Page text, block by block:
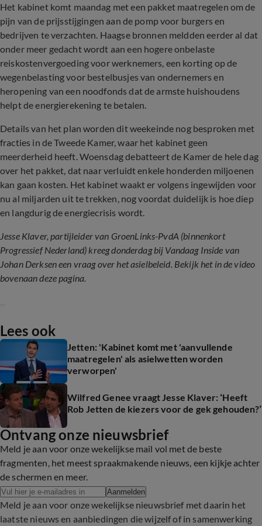
Het kabinet komt maandag met een pakket maatregelen om de
pijn van de prijsstijgingen aan de pomp voor burgers en
bedrijven te verzachten. Haagse bronnen meldden eerder al dat
onder meer gedacht wordt aan een hogere onbelaste
reiskostenvergoeding voor werknemers, een korting op de
wegenbelasting voor bestelbusjes van ondernemers en
heropening van een noodfonds dat de armste huishoudens
helpt de energierekening te betalen.
Details van het plan worden dit weekeinde nog besproken met
fracties in de Tweede Kamer, waar het kabinet geen
meerderheid heeft. Woensdag debatteert de Kamer de hele dag
over het pakket, dat naar verluidt enkele honderden miljoenen
kan gaan kosten. Het kabinet waakt er volgens ingewijden voor
nu al miljarden uit te trekken, nog voordat duidelijk is hoe diep
en langdurig de energiecrisis wordt.
Jesse Klaver, partijleider van GroenLinks-PvdA (binnenkort
Progressief Nederland) kreeg donderdag bij Vandaag Inside van
Johan Derksen een vraag over het asielbeleid. Bekijk het in de video
bovenaan deze pagina.
Lees ook
Jetten: 'Kabinet komt met 'aanvullende
maatregelen' als asielwetten worden
verworpen'
Wilfred Genee vraagt Jesse Klaver: ‘Heeft
Rob Jetten de kiezers voor de gek gehouden?’
Ontvang onze nieuwsbrief
Meld je aan voor onze wekelijkse mail vol met de beste
fragmenten, het meest spraakmakende nieuws, een kijkje achter
de schermen en meer.
Aanmelden
Meld je aan voor onze wekelijkse nieuwsbrief met daarin het
laatste nieuws en aanbiedingen die wijzelf of in samenwerking